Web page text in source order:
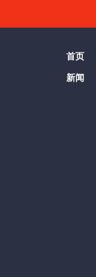
首页
新闻